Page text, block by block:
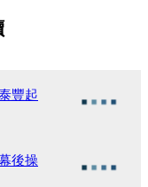
豐起
後操